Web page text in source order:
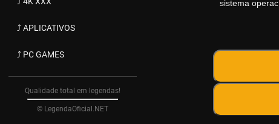
⤴ APLICATIVOS
⤴ PC GAMES
Qualidade total em legendas!
© LegendaOficial.NET
sistema